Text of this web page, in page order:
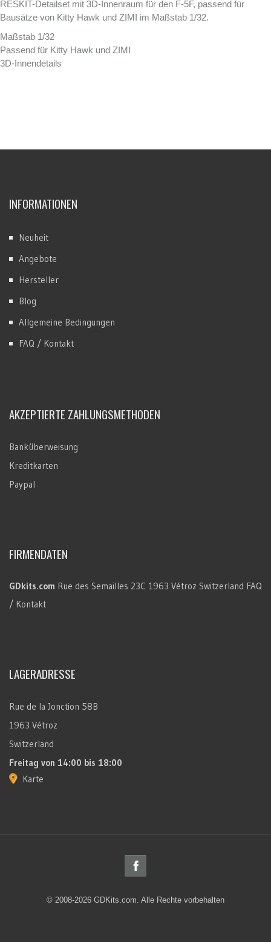
RESKIT-Detailset mit 3D-Innenraum für den F-5F, passend für
Bausätze von Kitty Hawk und ZIMI im Maßstab 1/32.
Maßstab 1/32
Passend für Kitty Hawk und ZIMI
3D-Innendetails
INFORMATIONEN
Neuheit
Angebote
Hersteller
Blog
Allgemeine Bedingungen
FAQ / Kontakt
AKZEPTIERTE ZAHLUNGSMETHODEN
Banküberweisung
Kreditkarten
Paypal
FIRMENDATEN
GDkits.com Rue des Semailles 23C 1963 Vétroz Switzerland FAQ
/ Kontakt
LAGERADRESSE
Rue de la Jonction 58B
1963 Vétroz
Switzerland
Freitag von 14:00 bis 18:00
Karte
© 2008-2026 GDKits.com. Alle Rechte vorbehalten